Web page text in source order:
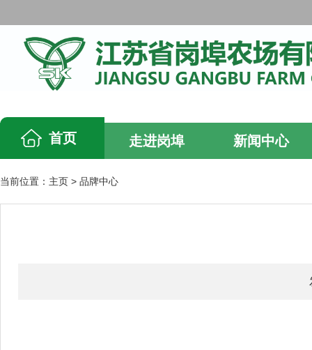
首页 走进岗埠 新闻中心
当前位置： 主页 > 品牌中心